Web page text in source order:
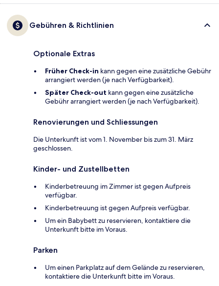
Gebühren & Richtlinien
Optionale Extras
Früher Check-in kann gegen eine zusätzliche Gebühr
arrangiert werden (je nach Verfügbarkeit).
Später Check-out kann gegen eine zusätzliche
Gebühr arrangiert werden (je nach Verfügbarkeit).
Renovierungen und Schliessungen
Die Unterkunft ist vom 1. November bis zum 31. März
geschlossen.
Kinder- und Zustellbetten
Kinderbetreuung im Zimmer ist gegen Aufpreis
verfügbar.
Kinderbetreuung ist gegen Aufpreis verfügbar.
Um ein Babybett zu reservieren, kontaktiere die
Unterkunft bitte im Voraus.
Parken
Um einen Parkplatz auf dem Gelände zu reservieren,
kontaktiere die Unterkunft bitte im Voraus.